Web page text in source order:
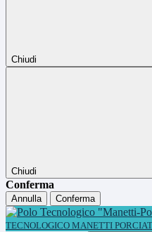
Chiudi
Chiudi
Conferma
Annulla
Conferma
TECNOLOGICO MANETTI